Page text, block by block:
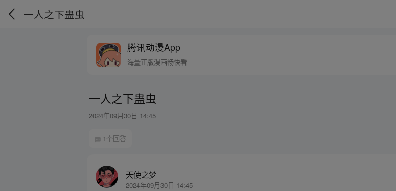
一人之下蛊虫
腾讯动漫App
海量正版漫画畅快看
一人之下蛊虫
2024年09月30日 14:45
1个回答
天使之梦
2024年09月30日 14:45